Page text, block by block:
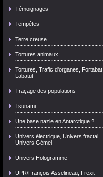
Témoignages
Tempêtes
Terre creuse
Tortures animaux
Tortures, Trafic d'organes, Fortabat
Labatut
Traçage des populations
Tsunami
Une base nazie en Antarctique ?
Univers électrique, Univers fractal,
Univers Gémel
Univers Hologramme
UPR/François Asselineau, Frexit